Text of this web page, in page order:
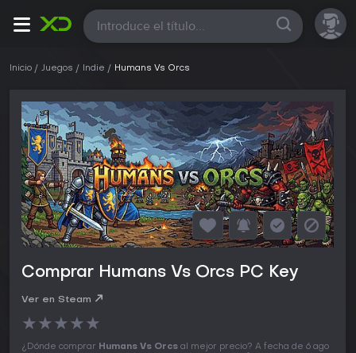
Todas
Inicio Juegos Indie Humans Vs Orcs
Comprar Humans Vs Orcs PC Key
Ver en Steam
★★★★★
¿Dónde comprar Humans Vs Orcs al mejor precio? A fecha de 6 ago